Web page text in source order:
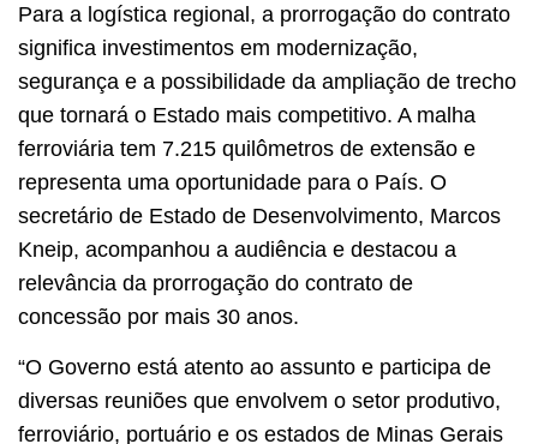
Para a logística regional, a prorrogação do contrato
significa investimentos em modernização,
segurança e a possibilidade da ampliação de trecho
que tornará o Estado mais competitivo. A malha
ferroviária tem 7.215 quilômetros de extensão e
representa uma oportunidade para o País. O
secretário de Estado de Desenvolvimento, Marcos
Kneip, acompanhou a audiência e destacou a
relevância da prorrogação do contrato de
concessão por mais 30 anos.
“O Governo está atento ao assunto e participa de
diversas reuniões que envolvem o setor produtivo,
ferroviário, portuário e os estados de Minas Gerais